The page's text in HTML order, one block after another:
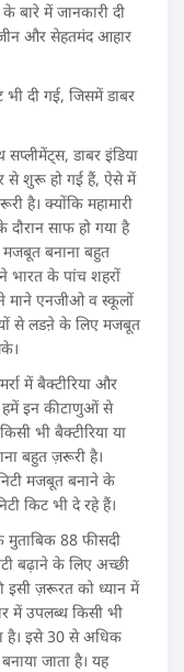
बारे में जानकारी दी
और सेहतमंद आहार
दी गई, जिसमें डाबर
डाबर इंडिया
से शुरू हो गई हैं, ऐसे में
है। क्योंकि महामारी
दौरान साफ हो गया है
मजबूत बनाना बहुत
भारत के पांच शहरों
माने एनजीओ व स्कूलों
से लडऩे के लिए मजबूत
में बैक्टीरिया और
हमें इन कीटाणुओं से
भी बैक्टीरिया या
बहुत ज़रूरी है।
मजबूत बनाने के
किट भी दे रहे हैं।
मुताबिक 88 फीसदी
बढ़ाने के लिए अच्छी
इसी ज़रूरत को ध्यान में
में उपलब्ध किसी भी
है। इसे 30 से अधिक
जाता है। यह